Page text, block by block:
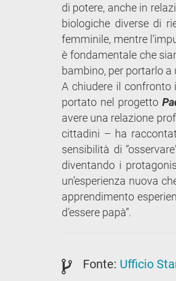
di potere, anche in
biologiche diverse di
femminile, mentre
è fondamentale che
bambino, per portarlo
A chiudere il confronto
portato nel progetto
avere una relazione
cittadini – ha
sensibilità di
diventando i
un’esperienza nuova
apprendimento
d’essere papà”.
Fonte: Ufficio